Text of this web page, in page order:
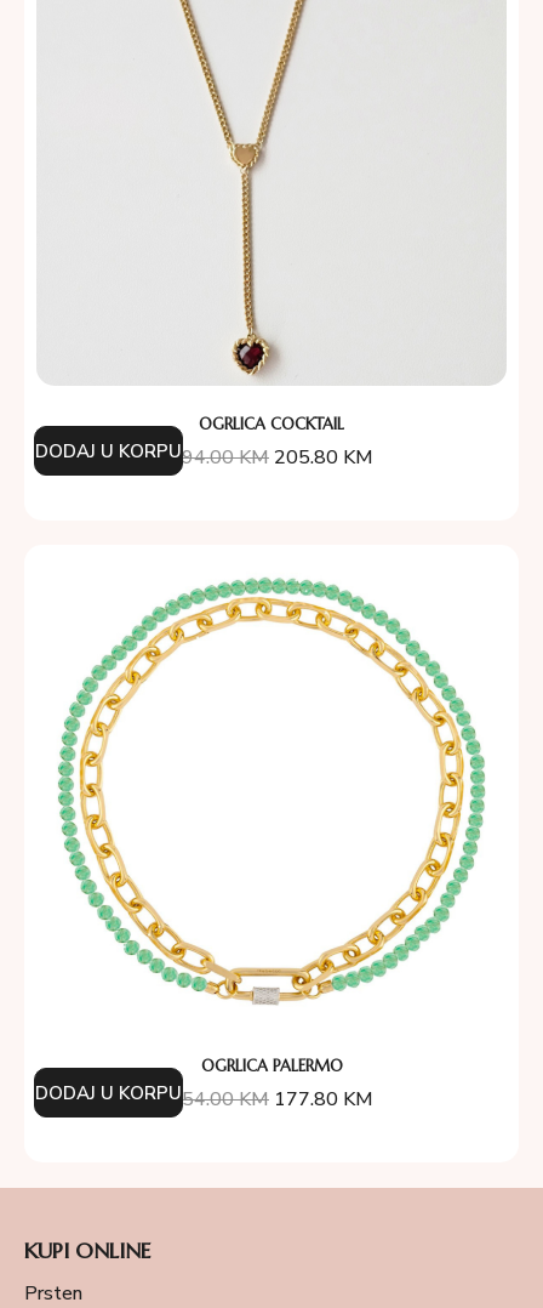
OGRLICA COCKTAIL
294.00KM 205.80 KM
DODAJ U KORPU
OGRLICA PALERMO
254.00KM 177.80 KM
DODAJ U KORPU
KUPI ONLINE
Prsten